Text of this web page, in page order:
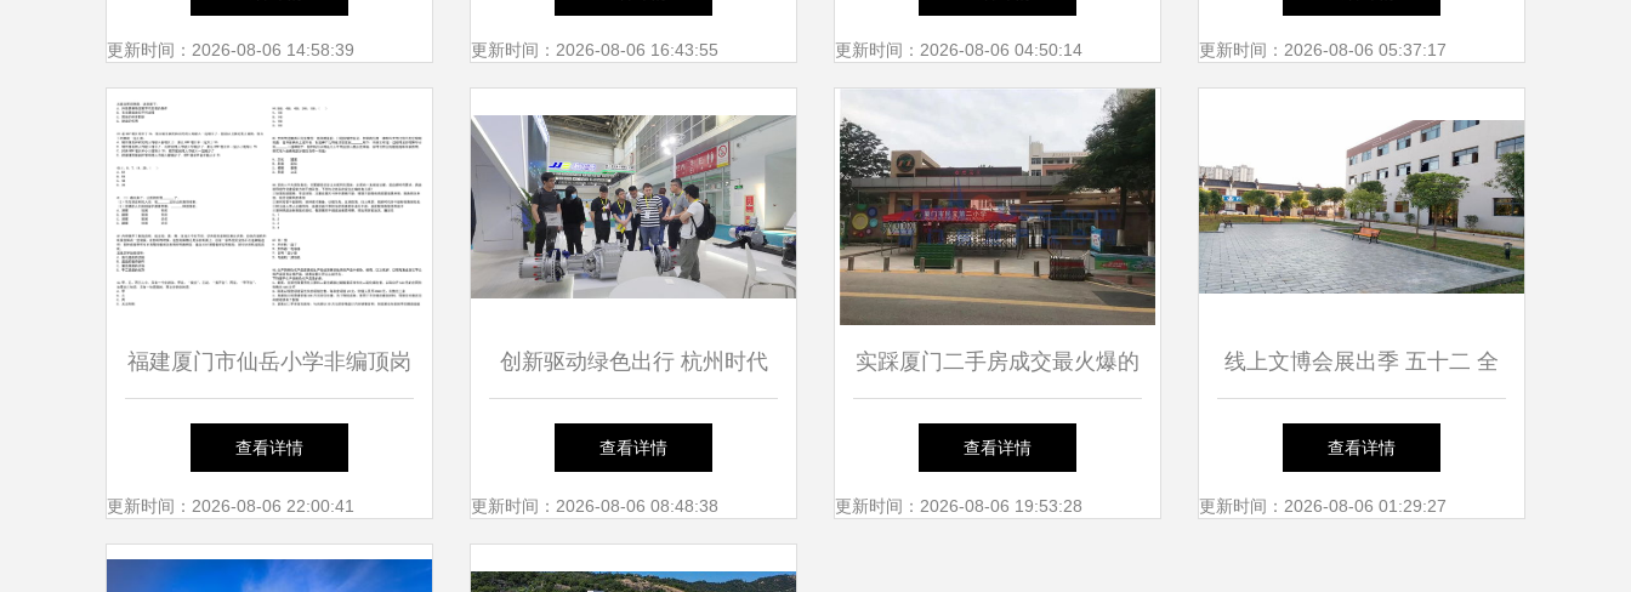
门市仙岳小学
更新时间：2026-08-06 14:58:39 更新时间：2026-08-06 16:43:55 题系列活动
更新时间：2026-08-06 04:50:14 看看你家孩子能读哪所学校
——以厦门市仙岳小学为例
更新时间：2026-08-06 05:37:17
福建厦门市仙岳小学非编顶岗
教师招考聘用笔试题库解析与
备考指南
查看详情
更新时间：2026-08-06 22:00:41
创新驱动绿色出行 杭州时代
电动携前沿技术亮相2023北京
道路运输车辆展
查看详情
更新时间：2026-08-06 08:48:38
实踩厦门二手房成交最火爆的
小区 探秘仙岳小学旁的“五天
一套”热销传奇
查看详情
更新时间：2026-08-06 19:53:28
线上文博会展出季 五十二 全
国各省市文化精品走廊② 湖
北省文化产业优质企业推介
查看详情
更新时间：2026-08-06 01:29:27